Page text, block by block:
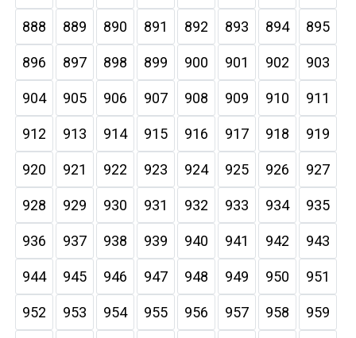
888 889 890 891 892 893 894 895
896 897 898 899 900 901 902 903
904 905 906 907 908 909 910 911
912 913 914 915 916 917 918 919
920 921 922 923 924 925 926 927
928 929 930 931 932 933 934 935
936 937 938 939 940 941 942 943
944 945 946 947 948 949 950 951
952 953 954 955 956 957 958 959